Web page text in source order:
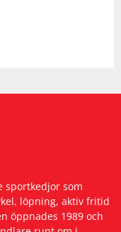
sportkedjor som
löpning, aktiv fritid
öppnades 1989 och